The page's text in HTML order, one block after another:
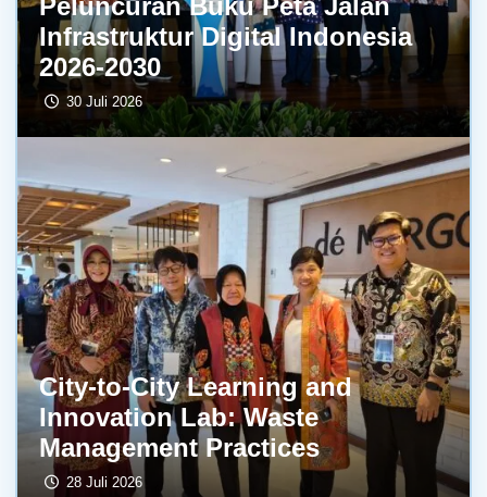
Infrastruktur Digital Indonesia
2026-2030
30 Juli 2026
City-to-City Learning and
Innovation Lab: Waste
Management Practices
28 Juli 2026